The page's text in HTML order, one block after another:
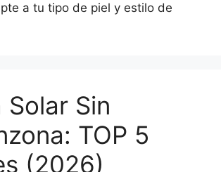
a tu tipo de piel y estilo de
Solar Sin
TOP 5
(2026)